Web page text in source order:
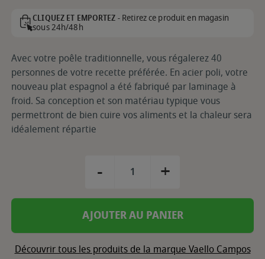
CLIQUEZ ET EMPORTEZ -Retirez ce produit en magasin
sous 24h/48h
Avec votre poêle traditionnelle, vous régalerez 40
personnes de votre recette préférée. En acier poli, votre
nouveau plat espagnol a été fabriqué par laminage à
froid. Sa conception et son matériau typique vous
permettront de bien cuire vos aliments et la chaleur sera
idéalement répartie
- +
AJOUTER AU PANIER
Découvrir tous les produits de la marque Vaello Campos